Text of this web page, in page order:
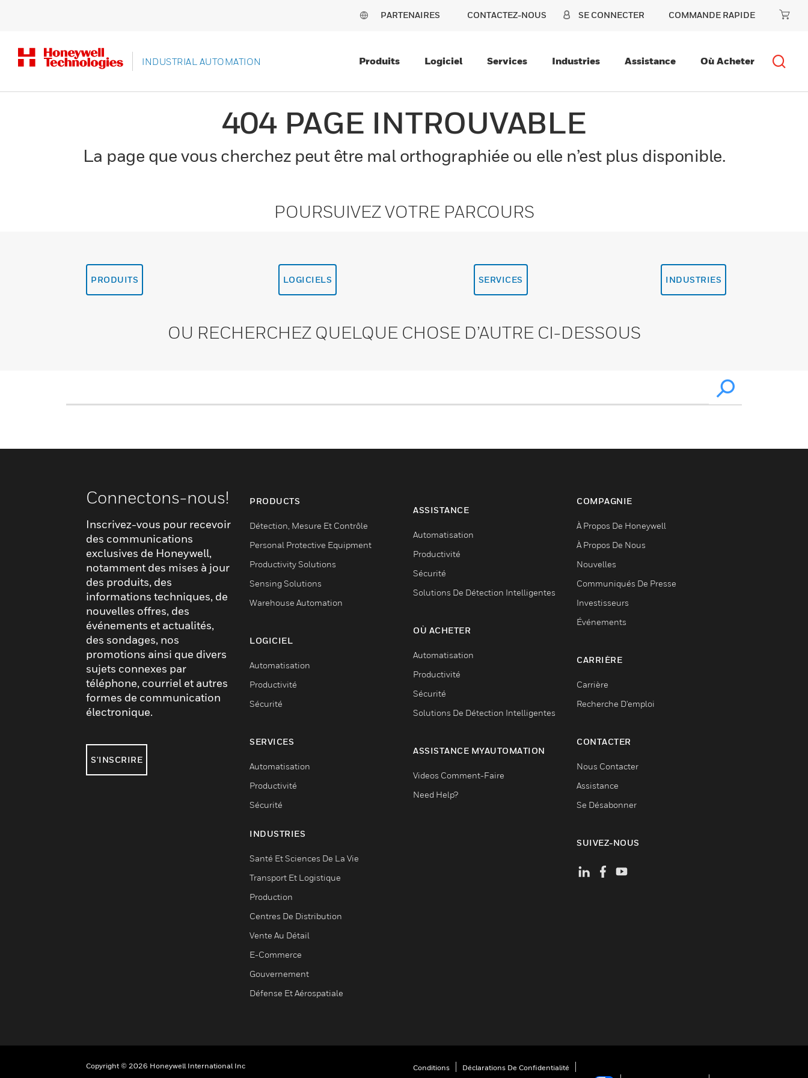
PARTENAIRES CONTACTEZ-NOUS SE CONNECTER COMMANDE RAPIDE
INDUSTRIAL AUTOMATION Produits Logiciel Services Industries Assistance Où Acheter
404 PAGE INTROUVABLE
La page que vous cherchez peut être mal orthographiée ou elle n’est plus disponible.
POURSUIVEZ VOTRE PARCOURS
PRODUITS LOGICIELS SERVICES INDUSTRIES
OU RECHERCHEZ QUELQUE CHOSE D’AUTRE CI-DESSOUS
Connectons-nous!
Inscrivez-vous pour recevoir
des communications
exclusives de Honeywell,
notamment des mises à jour
des produits, des
informations techniques, de
nouvelles offres, des
événements et actualités,
des sondages, nos
promotions ainsi que divers
sujets connexes par
téléphone, courriel et autres
formes de communication
électronique.
S'INSCRIRE
PRODUCTS
Détection, Mesure Et Contrôle
Personal Protective Equipment
Productivity Solutions
Sensing Solutions
Warehouse Automation
LOGICIEL
Automatisation
Productivité
Sécurité
SERVICES
Automatisation
Productivité
Sécurité
INDUSTRIES
Santé Et Sciences De La Vie
Transport Et Logistique
Production
Centres De Distribution
Vente Au Détail
E-Commerce
Gouvernement
Défense Et Aérospatiale
ASSISTANCE
Automatisation
Productivité
Sécurité
Solutions De Détection Intelligentes
OÙ ACHETER
Automatisation
Productivité
Sécurité
Solutions De Détection Intelligentes
ASSISTANCE MYAUTOMATION
Videos Comment-Faire
Need Help?
COMPAGNIE
À Propos De Honeywell
À Propos De Nous
Nouvelles
Communiqués De Presse
Investisseurs
Événements
CARRIÈRE
Carrière
Recherche D'emploi
CONTACTER
Nous Contacter
Assistance
Se Désabonner
SUIVEZ-NOUS
Copyright © 2026 Honeywell International Inc Conditions
Déclarations De Confidentialité